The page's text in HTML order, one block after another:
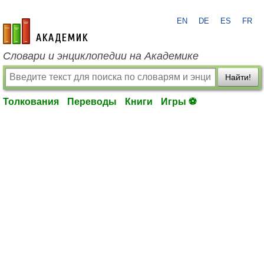
academic.ru
EN DE ES FR
Словари и энциклопедии на Академике
Найти!
Толкования Переводы Книги Игры ⚽